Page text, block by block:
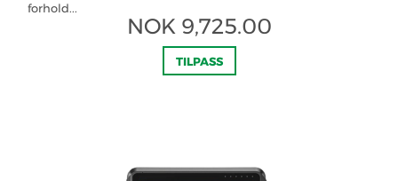
forhold...
NOK 9,725.00
TILPASS